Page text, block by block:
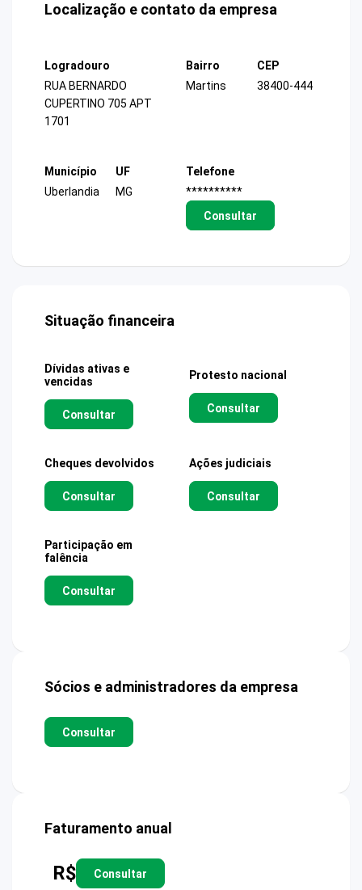
Localização e contato da empresa
Logradouro
RUA BERNARDO
CUPERTINO 705 APT
1701
Bairro
Martins
CEP
38400-444
Município
Uberlandia
UF
MG
Telefone
**********
Consultar
Situação financeira
Dívidas ativas e
vencidas
Consultar
Protesto nacional
Consultar
Cheques devolvidos
Consultar
Ações judiciais
Consultar
Participação em
falência
Consultar
Sócios e administradores da empresa
Consultar
Faturamento anual
R$ Consultar